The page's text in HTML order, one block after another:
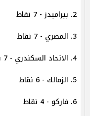
2. بيراميدز - 7 نقاط
3. المصري - 7 نقاط
4. الاتحاد السكندري - 7 نقاط
5. الزمالك - 6 نقاط
6. فاركو - 4 نقاط